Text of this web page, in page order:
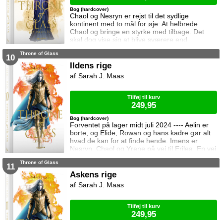
Chaol og Nesryn er rejst til det sydlige
kontinent med to mål for øje: At helbrede
Chaol og bringe en styrke med tilbage. Det
skal dog vise sig at blive sværere end
forventet, for khaganen, det sydlige kontinents
træffe en beslutning her og nu. Da en healer
bliver myrdet under mystiske omstændigheder,
frygter Chaol og Nesryn at Valkerne er fulgt
Bog (hardcover)
10 Throne of Glass
Ildens rige
Forventet på lager midt juli 2024 ---- Aelin er
borte, og Elide, Rowan og hans kadre gør alt
hvad de kan for at finde hende. Imens er
Nesryn, Chaol og Yrene på vej til Erilea. En vej
der fører dem forbi Chaols barndomshjem
kæmper Aedion mod Erawans fremrykkende
styrker og sin vrede over den aftale Aelin og
Lysandra har indgået. Og Dorian og Manon
Bog (hardcover)
Sarah J. Maas
Tilføj til kurv
249,95
11 Throne of Glass
Askens rige
Sarah J. Maas
Tilføj til kurv
249,95